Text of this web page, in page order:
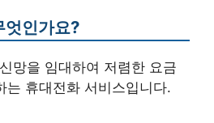
엇인가요?
망을 임대하여 저렴한 요금
는 휴대전화 서비스입니다.